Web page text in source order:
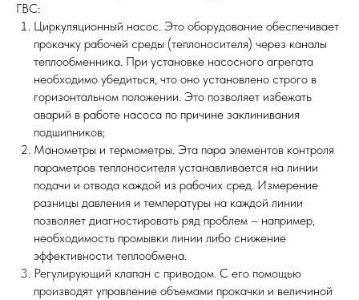
ГВС:
Циркуляционный насос. Это оборудование обеспечивает
прокачку рабочей среды (теплоносителя) через каналы
теплообменника. При установке насосного агрегата
необходимо убедиться, что оно установлено строго в
горизонтальном положении. Это позволяет избежать
аварий в работе насоса по причине заклинивания
подшипников;
Манометры и термометры. Эта пара элементов контроля
параметров теплоносителя устанавливается на линии
подачи и отвода каждой из рабочих сред. Измерение
разницы давления и температуры на каждой линии
позволяет диагностировать ряд проблем – например,
необходимость промывки линии либо снижение
эффективности теплообмена.
Регулирующий клапан с приводом. С его помощью
производят управление объемами прокачки и величиной